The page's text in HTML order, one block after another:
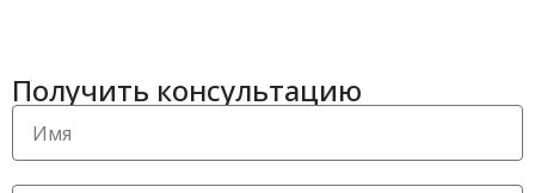
Получить консультацию